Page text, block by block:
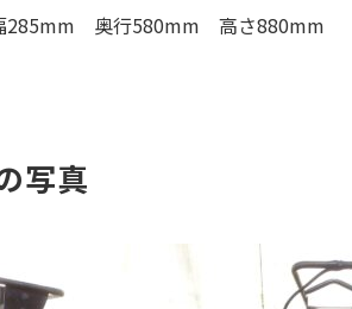
285mm 奥行580mm 高さ880mm
写真